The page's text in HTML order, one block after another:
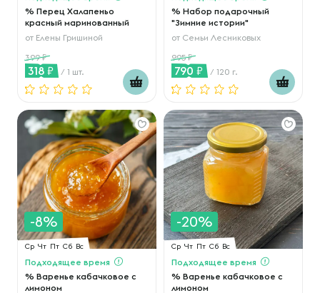
% Перец Халапеньо
красный маринованный
от Елены Гришиной
399
318 / 1 шт.
% Набор подарочный
"Зимние истории"
от Семьи Лесниковых
995
790 / 120 г.
-8%
Ср Чт Пт Сб Вс
Подходящее время
% Варенье кабачковое с
лимоном
-20%
Ср Чт Пт Сб Вс
Подходящее время
% Варенье кабачковое с
лимоном